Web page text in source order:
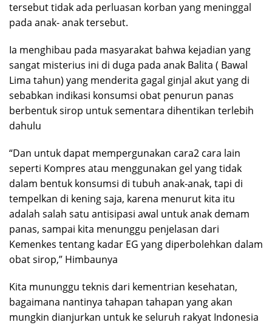
tersebut tidak ada perluasan korban yang meninggal
pada anak- anak tersebut.
Ia menghibau pada masyarakat bahwa kejadian yang
sangat misterius ini di duga pada anak Balita ( Bawal
Lima tahun) yang menderita gagal ginjal akut yang di
sebabkan indikasi konsumsi obat penurun panas
berbentuk sirop untuk sementara dihentikan terlebih
dahulu
“Dan untuk dapat mempergunakan cara2 cara lain
seperti Kompres atau menggunakan gel yang tidak
dalam bentuk konsumsi di tubuh anak-anak, tapi di
tempelkan di kening saja, karena menurut kita itu
adalah salah satu antisipasi awal untuk anak demam
panas, sampai kita menunggu penjelasan dari
Kemenkes tentang kadar EG yang diperbolehkan dalam
obat sirop,” Himbaunya
Kita mununggu teknis dari kementrian kesehatan,
bagaimana nantinya tahapan tahapan yang akan
mungkin dianjurkan untuk ke seluruh rakyat Indonesia